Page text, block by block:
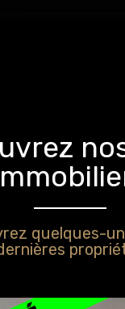
quelques-